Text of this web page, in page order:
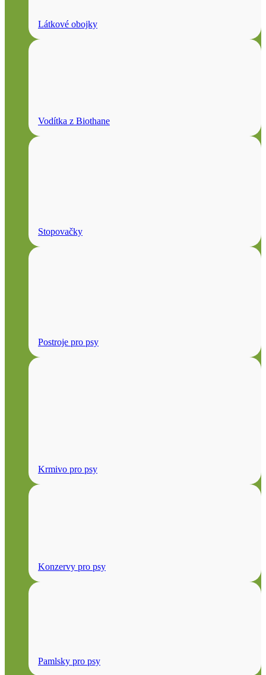
Látkové obojky
Vodítka z Biothane
Stopovačky
Postroje pro psy
Krmivo pro psy
Konzervy pro psy
Pamlsky pro psy